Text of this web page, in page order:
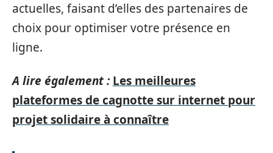
actuelles, faisant d’elles des partenaires de
choix pour optimiser votre présence en
ligne.
A lire également : Les meilleures
plateformes de cagnotte sur internet pour
projet solidaire à connaître